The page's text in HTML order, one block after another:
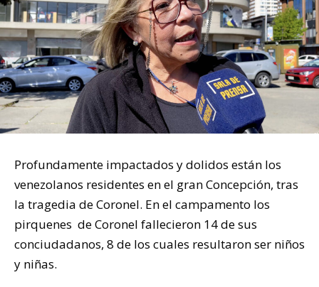
Profundamente impactados y dolidos están los
venezolanos residentes en el gran Concepción, tras
la tragedia de Coronel. En el campamento los
pirquenes de Coronel fallecieron 14 de sus
conciudadanos, 8 de los cuales resultaron ser niños
y niñas.